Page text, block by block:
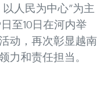
人民为中心”为主
至10日在河内举
动，再次彰显越南
力和责任担当。